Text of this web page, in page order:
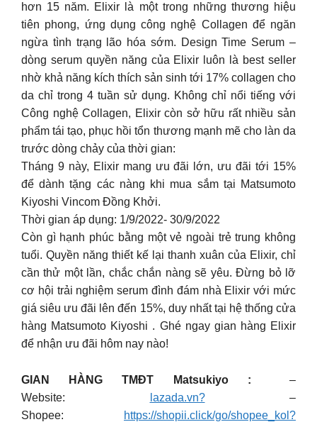
hơn 15 năm. Elixir là một trong những thương hiệu
tiên phong, ứng dụng công nghệ Collagen để ngăn
ngừa tình trạng lão hóa sớm. Design Time Serum –
dòng serum quyền năng của Elixir luôn là best seller
nhờ khả năng kích thích sản sinh tới 17% collagen cho
da chỉ trong 4 tuần sử dụng. Không chỉ nổi tiếng với
Công nghệ Collagen, Elixir còn sở hữu rất nhiều sản
phẩm tái tạo, phục hồi tổn thương mạnh mẽ cho làn da
trước dòng chảy của thời gian:
Tháng 9 này, Elixir mang ưu đãi lớn, ưu đãi tới 15%
để dành tặng các nàng khi mua sắm tại Matsumoto
Kiyoshi Vincom Đồng Khởi.
Thời gian áp dụng: 1/9/2022- 30/9/2022
Còn gì hạnh phúc bằng một vẻ ngoài trẻ trung không
tuổi. Quyền năng thiết kế lại thanh xuân của Elixir, chỉ
cần thử một lần, chắc chắn nàng sẽ yêu. Đừng bỏ lỡ
cơ hội trải nghiệm serum đình đám nhà Elixir với mức
giá siêu ưu đãi lên đến 15%, duy nhất tại hệ thống cửa
hàng Matsumoto Kiyoshi . Ghé ngay gian hàng Elixir
để nhận ưu đãi hôm nay nào!
GIAN HÀNG TMĐT Matsukiyo :
–
Website:
lazada.vn?–
Shopee:
https://shopii.click/go/shopee_kol?